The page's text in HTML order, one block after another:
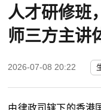
人才研修班
师三方主讲
2026-07-08 20:22